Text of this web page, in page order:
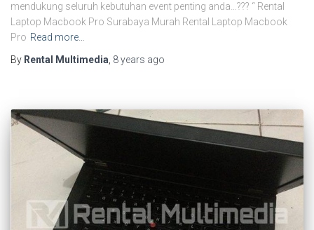
mendukung seluruh kebutuhan event penting anda…??? “ Rental
Laptop Macbook Pro Surabaya Murah Rental Laptop Macbook
Pro Read more…
By Rental Multimedia, 8 years ago